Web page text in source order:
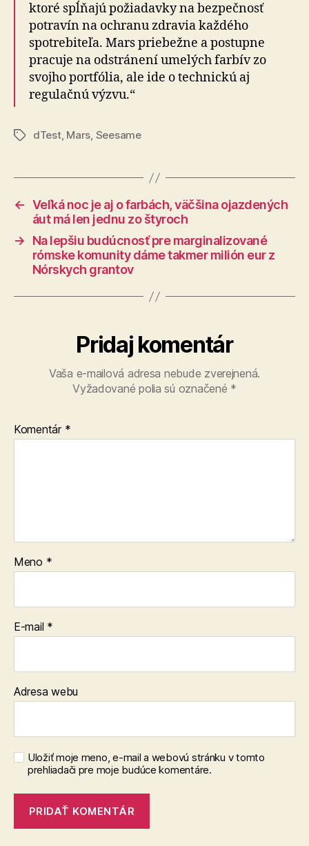
ktoré spĺňajú požiadavky na bezpečnosť
potravín na ochranu zdravia každého
spotrebiteľa. Mars priebežne a postupne
pracuje na odstránení umelých farbív zo
svojho portfólia, ale ide o technickú aj
regulačnú výzvu.“
Značky
dTest, Mars, Seesame
← Veľká noc je aj o farbách, väčšina ojazdených
áut má len jednu zo štyroch
→
Na lepšiu budúcnosť pre marginalizované
rómske komunity dáme takmer milión eur z
Nórskych grantov
Pridaj komentár
Vaša e-mailová adresa nebude zverejnená.
Vyžadované polia sú označené *
Komentár *
Meno *
E-mail *
Adresa webu
Uložiť moje meno, e-mail a webovú stránku v tomto
prehliadači pre moje budúce komentáre.